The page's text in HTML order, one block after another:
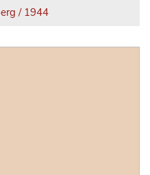
/ 1944